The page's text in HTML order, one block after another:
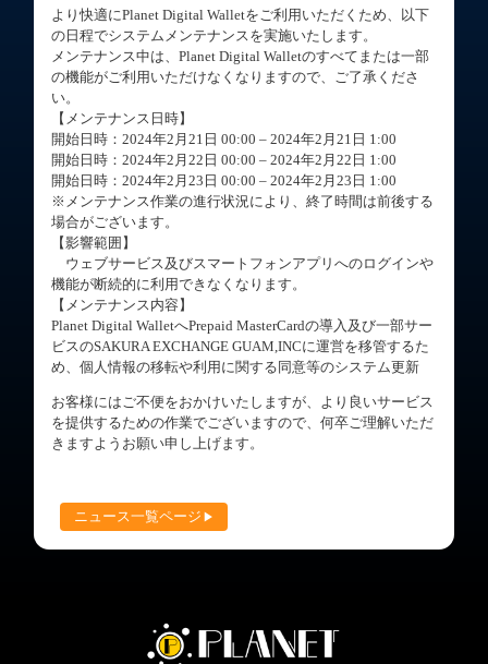
より快適にPlanet Digital Walletをご利用いただくため、以下
の日程でシステムメンテナンスを実施いたします。
メンテナンス中は、Planet Digital Walletのすべてまたは一部
の機能がご利用いただけなくなりますので、ご了承くださ
い。
【メンテナンス日時】
開始日時：2024年2月21日 00:00 – 2024年2月21日 1:00
開始日時：2024年2月22日 00:00 – 2024年2月22日 1:00
開始日時：2024年2月23日 00:00 – 2024年2月23日 1:00
※メンテナンス作業の進行状況により、終了時間は前後する
場合がございます。
【影響範囲】
ウェブサービス及びスマートフォンアプリへのログインや
機能が断続的に利用できなくなります。
【メンテナンス内容】
Planet Digital WalletへPrepaid MasterCardの導入及び一部サー
ビスのSAKURA EXCHANGE GUAM,INCに運営を移管するた
め、個人情報の移転や利用に関する同意等のシステム更新
お客様にはご不便をおかけいたしますが、より良いサービス
を提供するための作業でございますので、何卒ご理解いただ
きますようお願い申し上げます。
ニュース一覧ページ